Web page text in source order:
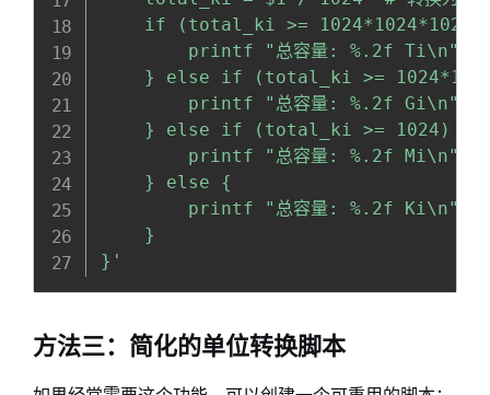
if (total_ki >= 1024*1024*1024)
printf "总容量: %.2f Ti\n",
} else if (total_ki >=
printf "总容量: %.2f Gi\n",
    } else if (total_ki >= 1024) {
printf "总容量: %.2f Mi\n",
    } else {
printf "总容量: %.2f Ki\n",
    }
}'
方法三：简化的单位转换脚本